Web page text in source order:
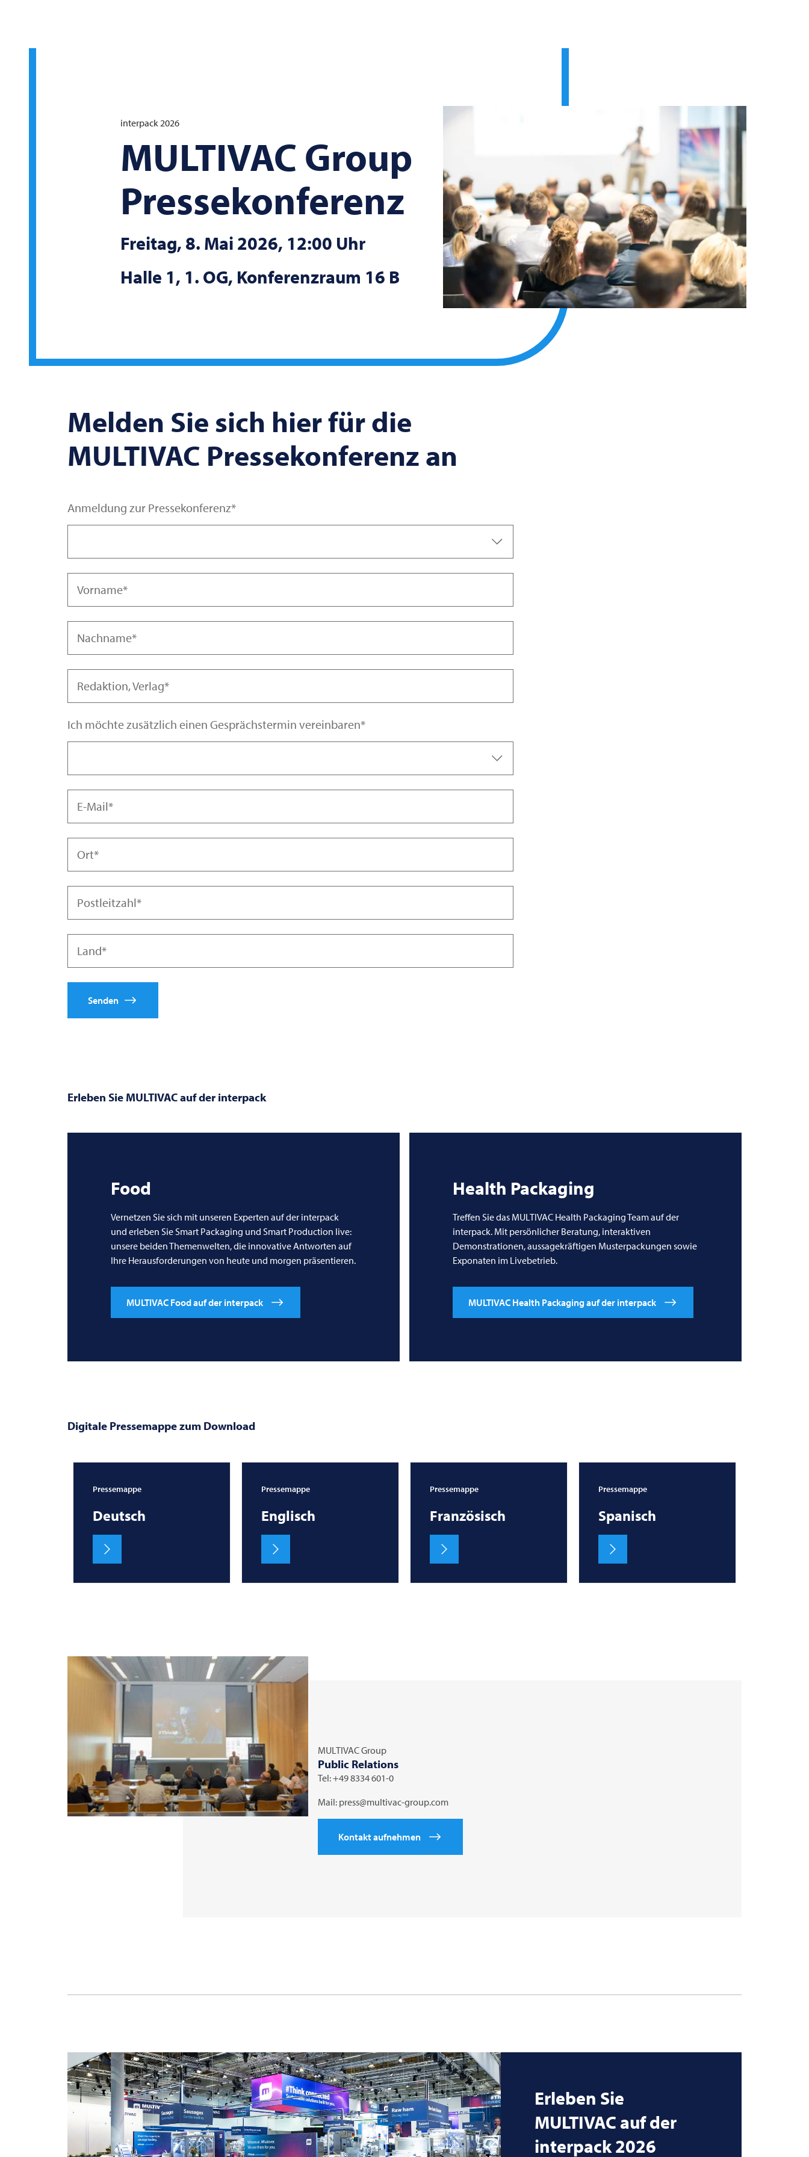
interpack 2026
MULTIVACGroup
Pressekonferenz
Freitag, 8. Mai 2026, 12:00 Uhr
Halle 1, 1. OG, Konferenzraum 16 B
Melden Sie sich hier für die
MULTIVAC Pressekonferenz an
Anmeldung zur Pressekonferenz
Ja, ich nehme teil
Vorname
Nachname
Redaktion, Verlag
Ich möchte zusätzlich einen Gesprächstermin vereinbaren
Ja
E-Mail
Ort
Postleitzahl
Land
Senden
Erleben Sie MULTIVACauf der interpack
Food
Vernetzen Sie sich mit unseren Experten auf der interpack
und erleben Sie Smart Packaging und Smart Production live:
unsere beiden Themenwelten, die innovative Antworten auf
Ihre Herausforderungen von heute und morgen präsentieren.
MULTIVAC Food auf der interpack
Health Packaging
Treffen Sie das MULTIVAC Health Packaging Team auf der
interpack. Mit persönlicher Beratung, interaktiven
Demonstrationen, aussagekräftigen Musterpackungen sowie
Exponaten im Livebetrieb.​
MULTIVAC Health Packaging auf der interpack
Digitale Pressemappe zum Download
Pressemappe
Deutsch
Pressemappe
Englisch
Pressemappe
Französisch
Pressemappe
Spanisch
MULTIVACGroup
Public Relations
Tel: +49 8334 601-0
Mail: press@multivac-group.com
Kontakt aufnehmen
Erleben Sie
MULTIVAC auf der
interpack 2026